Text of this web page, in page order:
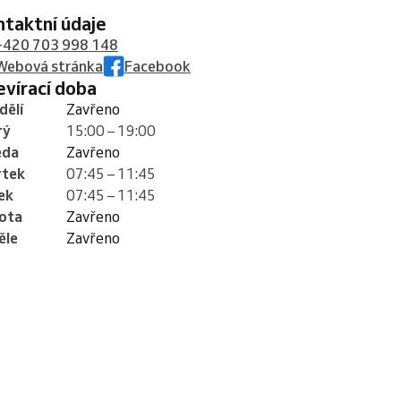
údaje
703 998 148
stránka
Facebook
doba
Zavřeno
15:00 – 19:00
Zavřeno
07:45 – 11:45
07:45 – 11:45
Zavřeno
Zavřeno